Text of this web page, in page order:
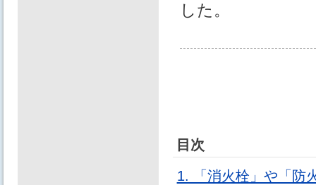
した。
目次
1. 「消火栓」や「防